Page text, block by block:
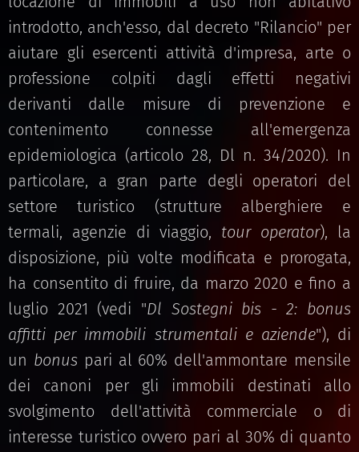
introdotto, anch'esso, dal decreto "Rilancio" per
aiutare gli esercenti attività d'impresa, arte o
professione colpiti dagli effetti negativi
derivanti dalle misure di prevenzione e
contenimento connesse all'emergenza
epidemiologica (articolo 28, Dl n. 34/2020). In
particolare, a gran parte degli operatori del
settore turistico (strutture alberghiere e
termali, agenzie di viaggio, tour operator), la
disposizione, più volte modificata e prorogata,
ha consentito di fruire, da marzo 2020 e fino a
luglio 2021 (vedi "Dl Sostegni bis - 2: bonus
affitti per immobili strumentali e aziende"), di
un bonuspari al 60% dell'ammontare mensile
dei canoni per gli immobili destinati allo
svolgimento dell'attività commerciale o di
interesse turistico ovvero pari al 30% di quanto